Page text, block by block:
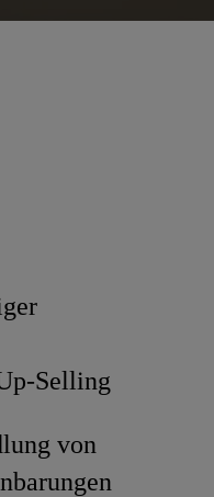
Selling
von